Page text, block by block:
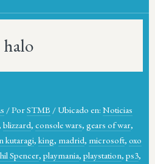
halo
/PorSTMB / Ubicado en: Noticias
blizzard, console wars, gears of war,
kutaragi, king, madrid, microsoft, oxo
Spencer, playmania, playstation, ps3,